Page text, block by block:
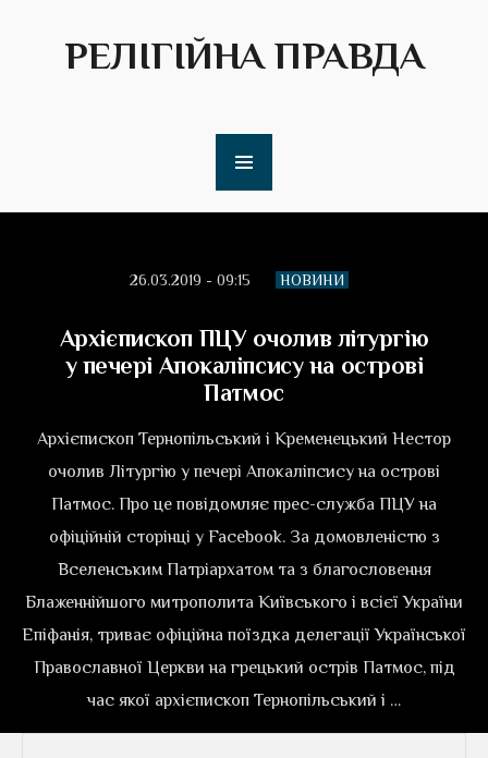
РЕЛІГІЙНА ПРАВДА
26.03.2019 - 09:15 НОВИНИ
Архієпископ ПЦУ очолив літургію
у печері Апокаліпсису на острові
Патмос
Архієпископ Тернопільський і Кременецький Нестор
очолив Літургію у печері Апокаліпсису на острові
Патмос. Про це повідомляє прес-служба ПЦУ на
офіційній сторінці у Facebook. За домовленістю з
Вселенським Патріархатом та з благословення
Блаженнійшого митрополита Київського і всієї України
Епіфанія, триває офіційна поїздка делегації Української
Православної Церкви на грецький острів Патмос, під
час якої архієпископ Тернопільський і …